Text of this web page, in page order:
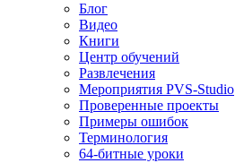
Блог
Видео
Книги
Центр обучений
Развлечения
Мероприятия PVS-Studio
Проверенные проекты
Примеры ошибок
Терминология
64-битные уроки